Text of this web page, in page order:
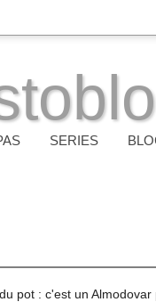
SERIES
pot : c'est un